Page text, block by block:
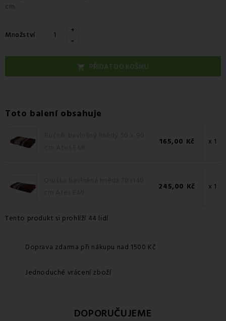
cm.
Množství +
-
 PŘIDAT DO KOŠÍKU
Toto balení obsahuje
165,00 Kč x 1
245,00 Kč x 1
Tento produkt si prohlíží 44 lidí
Doprava zdarma při nákupu nad 1500 Kč
Jednoduché vrácení zboží
DOPORUČUJEME